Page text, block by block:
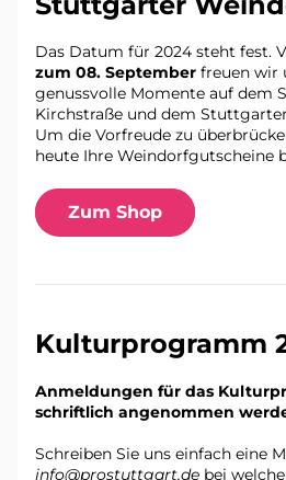
Das Datum für 2024 steht fest.
zum 08. September freuen wir
genussvolle Momente auf dem
Kirchstraße und dem
Um die Vorfreude zu
heute Ihre Weindorfgutscheine
Zum Shop
Kulturprogramm
Anmeldungen für das
schriftlich angenommen
info@prostuttgart.de bei